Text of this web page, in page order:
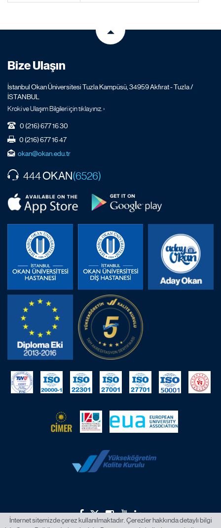
Bize Ulaşın
İstanbul Okan Üniversitesi Tuzla Kampüsü, 34959 Akfırat - Tuzla /
İSTANBUL
Kroki ve Ulaşım Bilgileri için tıklayınız. ›
0 (216) 677 16 30
0 (216) 677 16 47
okan@okan.edu.tr
444OKAN(6526)
İnternet sitemizde çerez kullanılmaktadır. Çerezler hakkında detaylı bilgi